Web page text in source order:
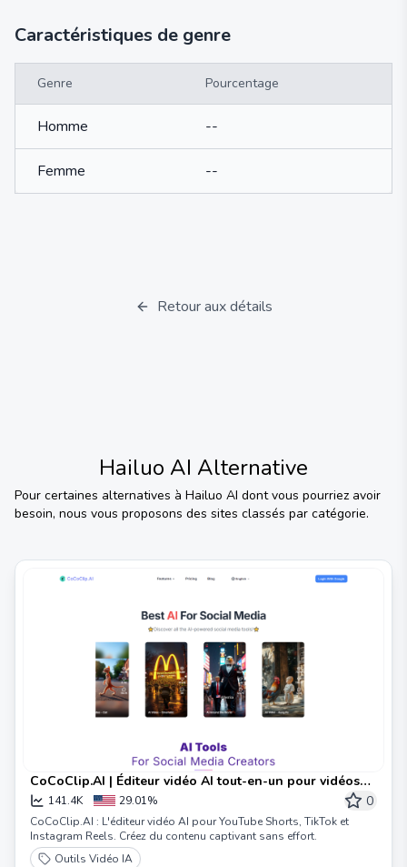
Caractéristiques de genre
Genre Pourcentage
Homme --
Femme --
Retour aux détails
Hailuo AI Alternative
Pour certaines alternatives à Hailuo AI dont vous pourriez avoir
besoin, nous vous proposons des sites classés par catégorie.
CoCoClip.AI | Éditeur vidéo AI tout-en-un pour vidéos
sur les réseaux sociaux | Texte en vidéo
141.4K 29.01% 0
CoCoClip.AI : L'éditeur vidéo AI pour YouTube Shorts, TikTok et
Instagram Reels. Créez du contenu captivant sans effort.
Outils Vidéo IA